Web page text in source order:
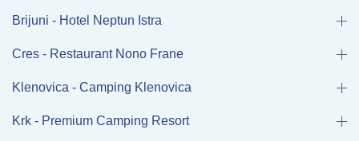
Brijuni - Hotel Neptun Istra
Cres - Restaurant Nono Frane
Klenovica - Camping Klenovica
Krk - Premium Camping Resort